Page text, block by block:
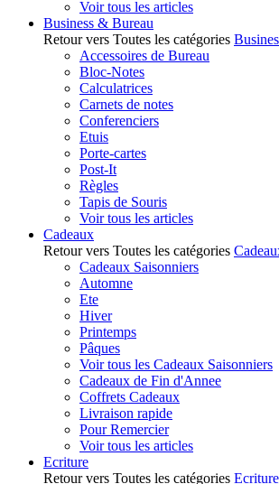
Voir tous les articles
Business & Bureau
Retour vers Toutes les catégories
Accessoires de Bureau
Bloc-Notes
Calculatrices
Carnets de notes
Conferenciers
Etuis
Porte-cartes
Post-It
Règles
Tapis de Souris
Voir tous les articles
Cadeaux
Retour vers Toutes les catégories
Cadeaux Saisonniers
Automne
Ete
Hiver
Printemps
Pâques
Voir tous les Cadeaux Saisonniers
Cadeaux de Fin d'Annee
Coffrets Cadeaux
Livraison rapide
Pour Remercier
Voir tous les articles
Ecriture
Retour vers Toutes les catégories Ecriture